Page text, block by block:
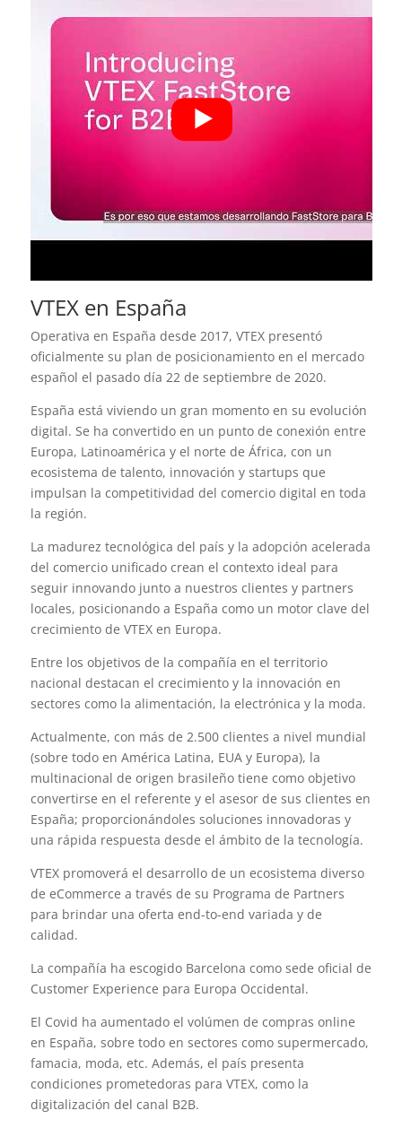
VTEX en España
Operativa en España desde 2017, VTEX presentó
oficialmente su plan de posicionamiento en el mercado
español el pasado día 22 de septiembre de 2020.
España está viviendo un gran momento en su evolución
digital. Se ha convertido en un punto de conexión entre
Europa, Latinoamérica y el norte de África, con un
ecosistema de talento, innovación y startups que
impulsan la competitividad del comercio digital en toda
la región.
La madurez tecnológica del país y la adopción acelerada
del comercio unificado crean el contexto ideal para
seguir innovando junto a nuestros clientes y partners
locales, posicionando a España como un motor clave del
crecimiento de VTEX en Europa.
Entre los objetivos de la compañía en el territorio
nacional destacan el crecimiento y la innovación en
sectores como la alimentación, la electrónica y la moda.
Actualmente, con más de 2.500 clientes a nivel mundial
(sobre todo en América Latina, EUA y Europa), la
multinacional de origen brasileño tiene como objetivo
convertirse en el referente y el asesor de sus clientes en
España; proporcionándoles soluciones innovadoras y
una rápida respuesta desde el ámbito de la tecnología.
VTEX promoverá el desarrollo de un ecosistema diverso
de eCommerce a través de su Programa de Partners
para brindar una oferta end-to-end variada y de
calidad.
La compañía ha escogido Barcelona como sede oficial de
Customer Experience para Europa Occidental.
El Covid ha aumentado el volúmen de compras online
en España, sobre todo en sectores como supermercado,
famacia, moda, etc. Además, el país presenta
condiciones prometedoras para VTEX, como la
digitalización del canal B2B.